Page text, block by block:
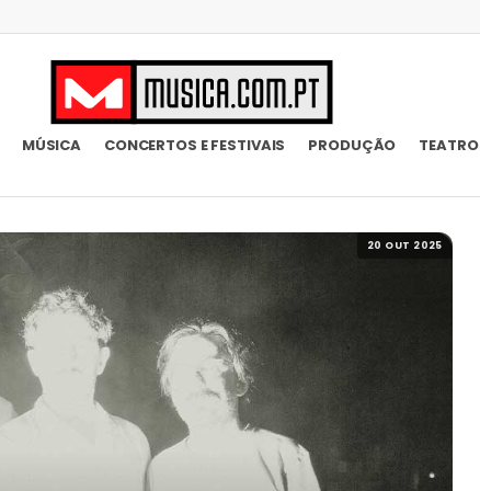
MÚSICA CONCERTOS E FESTIVAIS PRODUÇÃO TEATRO
20 OUT 2025